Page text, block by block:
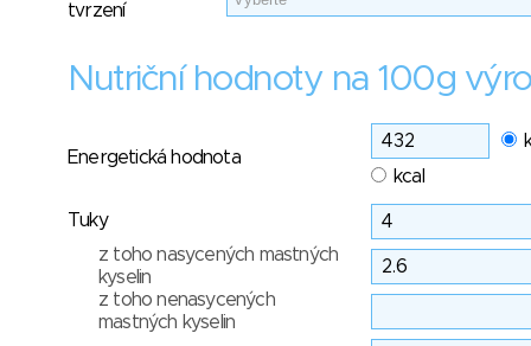
tvrzení
Nutriční hodnoty na 100g
Energetická hodnota
kcal
Tuky
z toho nasycených mastných
kyselin
z toho nenasycených
mastných kyselin